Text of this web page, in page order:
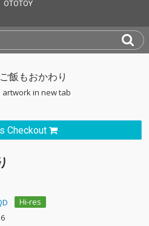
artwork in new tab
Checkout
Hi-res